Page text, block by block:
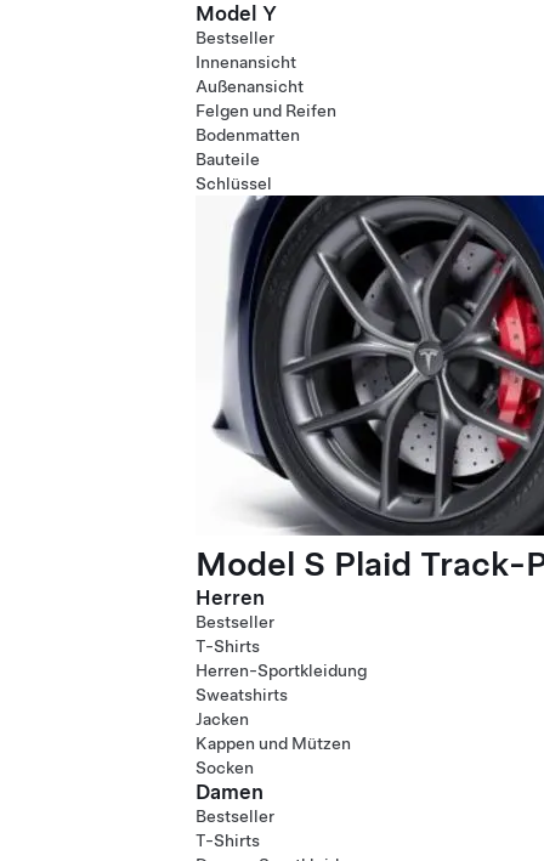
Model Y
Bestseller
Innenansicht
Außenansicht
Felgen und Reifen
Bodenmatten
Bauteile
Schlüssel
Model S Plaid Track-
Herren
Bestseller
T-Shirts
Herren-Sportkleidung
Sweatshirts
Jacken
Kappen und Mützen
Socken
Damen
Bestseller
T-Shirts